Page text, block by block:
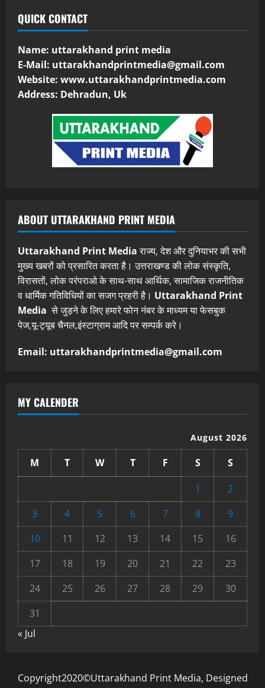
QUICK CONTACT
Name: uttarakhand print media
E-Mail: uttarakhandprintmedia@gmail.com
Website: www.uttarakhandprintmedia.com
Address: Dehradun, Uk
ABOUT UTTARAKHAND PRINT MEDIA
Uttarakhand Print Mediaराज्य, देश और दुनियाभर की सभी
मुख्य खबरों को प्रसारित करता है। उत्तराखण्ड की लोक संस्कृति,
विरासतों, लोक परंपराओ के साथ-साथ आर्थिक, सामाजिक राजनीतिक
व धार्मिक गतिविधियों का सजग प्रहरी है। Uttarakhand Print
Media से जुड़ने के लिए हमारे फोन नंबर के माध्यम या फेसबुक
पेज,यू-ट्यूब चैनल,इंस्टाग्राम आदि पर सम्पर्क करे।
Email: uttarakhandprintmedia@gmail.com
MY CALENDER
August 2026
M T W T F S
S
1
2
3
4 5 6 7 8
9
10
11 12 13 14 15
16
17
18 19 20 21 22
23
24
25 26 27 28 29
30
31
« Jul
Copyright2020©Uttarakhand Print Media, Designed